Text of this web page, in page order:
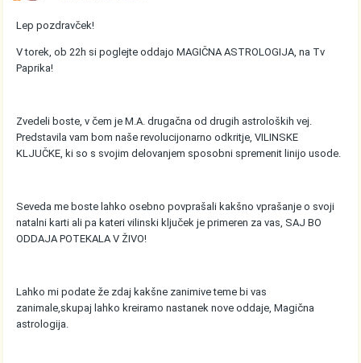
Lep pozdravček!
V torek, ob 22h si poglejte oddajo MAGIČNA ASTROLOGIJA, na Tv
Paprika!
Zvedeli boste, v čem je M.A. drugačna od drugih astroloških vej.
Predstavila vam bom naše revolucijonarno odkritje, VILINSKE
KLJUČKE, ki so s svojim delovanjem sposobni spremenit linijo usode.
Seveda me boste lahko osebno povprašali kakšno vprašanje o svoji
natalni karti ali pa kateri vilinski ključek je primeren za vas, SAJ BO
ODDAJA POTEKALA V ŽIVO!
Lahko mi podate že zdaj kakšne zanimive teme bi vas
zanimale,skupaj lahko kreiramo nastanek nove oddaje, Magična
astrologija.